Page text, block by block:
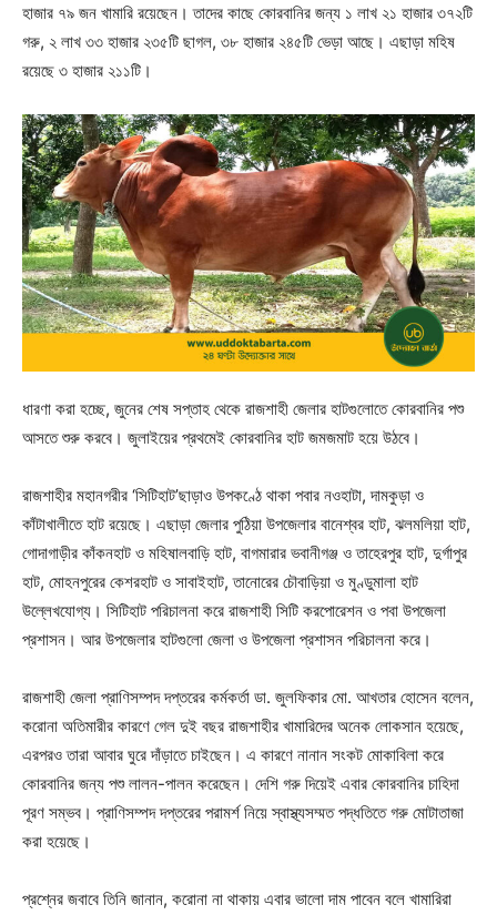
হাজার ৭৯ জন খামারি রয়েছেন। তাদের কাছে কোরবানির জন্য ১ লাখ ২১ হাজার ৩৭২টি
গরু, ২ লাখ ৩৩ হাজার ২৩৫টি ছাগল, ৩৮ হাজার ২৪৫টি ভেড়া আছে। এছাড়া মহিষ
রয়েছে ৩ হাজার ২১১টি।
ধারণা করা হচ্ছে, জুনের শেষ সপ্তাহ থেকে রাজশাহী জেলার হাটগুলোতে কোরবানির পশু
আসতে শুরু করবে। জুলাইয়ের প্রথমেই কোরবানির হাট জমজমাট হয়ে উঠবে।
রাজশাহীর মহানগরীর ‘সিটিহাট’ছাড়াও উপকণ্ঠে থাকা পবার নওহাটা, দামকুড়া ও
কাঁটাখালীতে হাট রয়েছে। এছাড়া জেলার পুঠিয়া উপজেলার বানেশ্বর হাট, ঝলমলিয়া হাট,
গোদাগাড়ীর কাঁকনহাট ও মহিষালবাড়ি হাট, বাগমারার ভবানীগঞ্জ ও তাহেরপুর হাট, দুর্গাপুর
হাট, মোহনপুরের কেশরহাট ও সাবাইহাট, তানোরের চৌবাড়িয়া ও মুণ্ডুমালা হাট
উল্লেখযোগ্য। সিটিহাট পরিচালনা করে রাজশাহী সিটি করপোরেশন ও পবা উপজেলা
প্রশাসন। আর উপজেলার হাটগুলো জেলা ও উপজেলা প্রশাসন পরিচালনা করে।
রাজশাহী জেলা প্রাণিসম্পদ দপ্তরের কর্মকর্তা ডা. জুলফিকার মো. আখতার হোসেন বলেন,
করোনা অতিমারীর কারণে গেল দুই বছর রাজশাহীর খামারিদের অনেক লোকসান হয়েছে,
এরপরও তারা আবার ঘুরে দাঁড়াতে চাইছেন। এ কারণে নানান সংকট মোকাবিলা করে
কোরবানির জন্য পশু লালন-পালন করেছেন। দেশি গরু দিয়েই এবার কোরবানির চাহিদা
পূরণ সম্ভব। প্রাণিসম্পদ দপ্তরের পরামর্শ নিয়ে স্বাস্থ্যসম্মত পদ্ধতিতে গরু মোটাতাজা
করা হয়েছে।
প্রশ্নের জবাবে তিনি জানান, করোনা না থাকায় এবার ভালো দাম পাবেন বলে খামারিরা